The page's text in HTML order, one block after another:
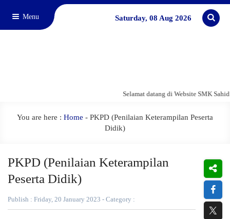
Menu Saturday, 08 Aug 2026
Selamat datang di Website SMK Sahid
You are here : Home - PKPD (Penilaian Keterampilan Peserta
Didik)
PKPD (Penilaian Keterampilan
Peserta Didik)
Publish : Friday, 20 January 2023 - Category :